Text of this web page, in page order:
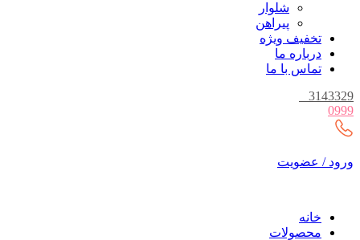
شلوار
پیراهن
تخفیف ویژه
درباره ما
تماس با ما
3143329
0999
ورود / عضویت
خانه
محصولات